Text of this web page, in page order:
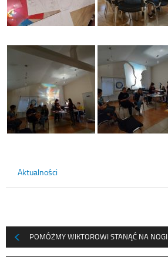
Aktualności
POMÓŻMY WIKTOROWI STANĄĆ NA